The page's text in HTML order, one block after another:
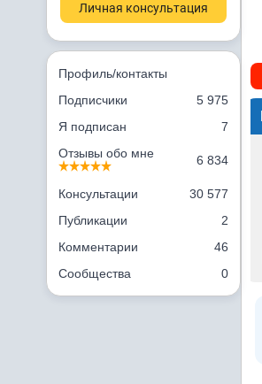
Личная консультация
Профиль/контакты
Подписчики
5 975
Я подписан
7
Отзывы обо мне
6 834
Консультации
30 577
Публикации
2
Комментарии
46
Сообщества
0